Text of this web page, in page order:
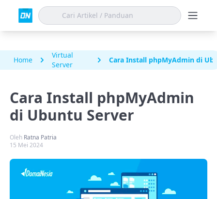
Home
Virtual
Server
Cara Install phpMyAdmin di
Cara Install phpMyAdmin
di Ubuntu Server
Oleh Ratna Patria
15 Mei 2024